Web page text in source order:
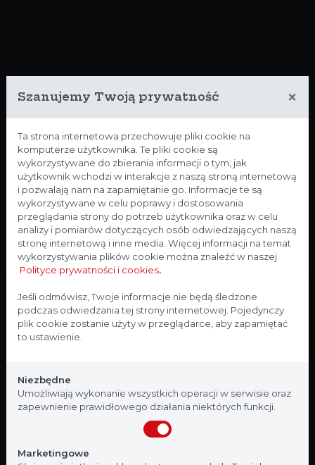
Rozwiązania i technologie dopasowane
do potrzeb laboratoriów
Argenta
Lab
ZOBACZ WIĘCEJ
Strona przeznaczona dla
profesjonalistów
przeznaczone dla profesjonalistów z branży
medycznej. Potwierdź, że jesteś profesjonalistą:
Nie jestem
Szanujemy Twoją prywatność ×
Ta strona internetowa przechowuje pliki cookie na
komputerze użytkownika. Te pliki cookie są
wykorzystywane do zbierania informacji o tym, jak
użytkownik wchodzi w interakcje z naszą stroną internetową
i pozwalają nam na zapamiętanie go. Informacje te są
wykorzystywane w celu poprawy i dostosowania
przeglądania strony do potrzeb użytkownika oraz w celu
analizy i pomiarów dotyczących osób odwiedzających naszą
stronę internetową i inne media. Więcej informacji na temat
wykorzystywania plików cookie można znaleźć w naszej
Polityce prywatności i cookies.
Jeśli odmówisz, Twoje informacje nie będą śledzone
podczas odwiedzania tej strony internetowej. Pojedynczy
plik cookie zostanie użyty w przeglądarce, aby zapamiętać
to ustawienie.
Niezbędne
Umożliwiają wykonanie wszystkich operacji w serwisie oraz
zapewnienie prawidłowego działania niektórych funkcji.
Marketingowe